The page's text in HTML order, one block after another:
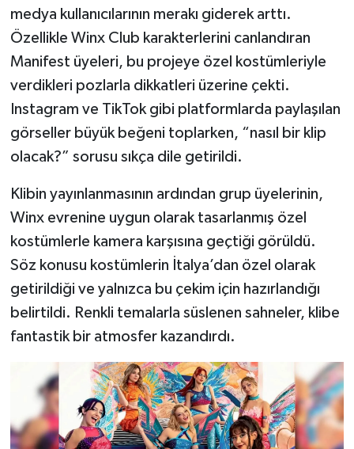
medya kullanıcılarının merakı giderek arttı.
Özellikle Winx Club karakterlerini canlandıran
Manifest üyeleri, bu projeye özel kostümleriyle
verdikleri pozlarla dikkatleri üzerine çekti.
Instagram ve TikTok gibi platformlarda paylaşılan
görseller büyük beğeni toplarken, “nasıl bir klip
olacak?” sorusu sıkça dile getirildi.
Klibin yayınlanmasının ardından grup üyelerinin,
Winx evrenine uygun olarak tasarlanmış özel
kostümlerle kamera karşısına geçtiği görüldü.
Söz konusu kostümlerin İtalya’dan özel olarak
getirildiği ve yalnızca bu çekim için hazırlandığı
belirtildi. Renkli temalarla süslenen sahneler, klibe
fantastik bir atmosfer kazandırdı.